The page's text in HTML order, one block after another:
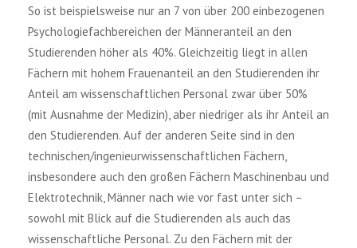
So ist beispielsweise nur an 7 von über 200 einbezogenen
Psychologiefachbereichen der Männeranteil an den
Studierenden höher als 40%. Gleichzeitig liegt in allen
Fächern mit hohem Frauenanteil an den Studierenden ihr
Anteil am wissenschaftlichen Personal zwar über 50%
(mit Ausnahme der Medizin), aber niedriger als ihr Anteil an
den Studierenden. Auf der anderen Seite sind in den
technischen/ingenieurwissenschaftlichen Fächern,
insbesondere auch den großen Fächern Maschinenbau und
Elektrotechnik, Männer nach wie vor fast unter sich –
sowohl mit Blick auf die Studierenden als auch das
wissenschaftliche Personal. Zu den Fächern mit der